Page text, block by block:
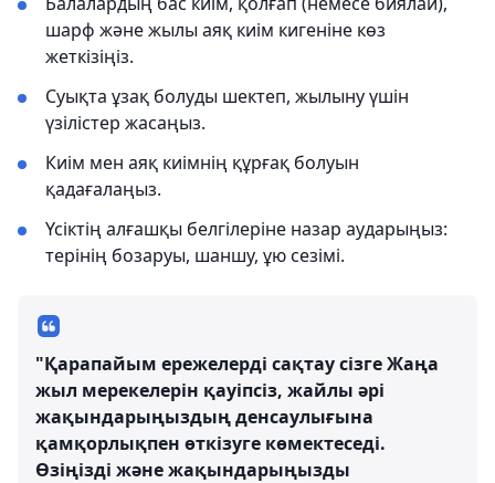
шарф және жылы аяқ киім кигеніне көз
жеткізіңіз.
Суықта ұзақ болуды шектеп, жылыну үшін
үзілістер жасаңыз.
Киім мен аяқ киімнің құрғақ болуын
қадағалаңыз.
Үсіктің алғашқы белгілеріне назар аударыңыз:
терінің бозаруы, шаншу, ұю сезімі.
"Қарапайым ережелерді сақтау сізге Жаңа
жыл мерекелерін қауіпсіз, жайлы әрі
жақындарыңыздың денсаулығына
қамқорлықпен өткізуге көмектеседі.
Өзіңізді және жақындарыңызды